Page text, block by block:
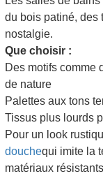
du bois patiné, des
nostalgie.
Que choisir :
Des motifs comme
de nature
Palettes aux tons
Tissus plus lourds
Pour un look
douchequi imite la
matériaux